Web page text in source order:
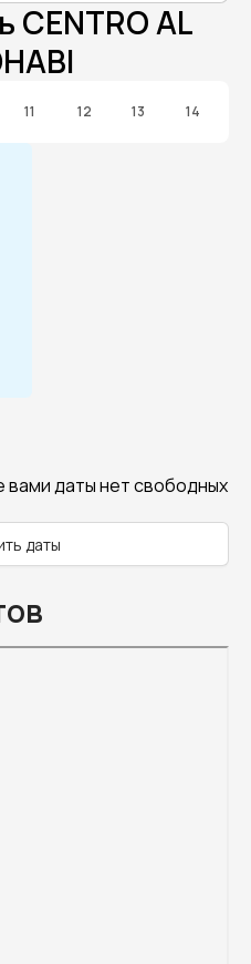
CENTRO AL
11 12 13 14
даты нет свободных
даты